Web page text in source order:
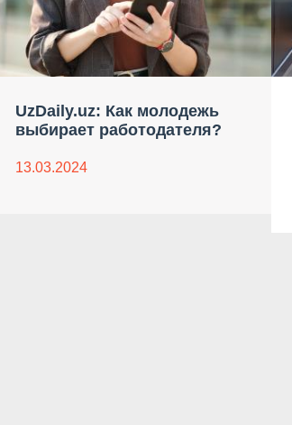
UzDaily.uz: Как молодежь
выбирает работодателя?
13.03.2024